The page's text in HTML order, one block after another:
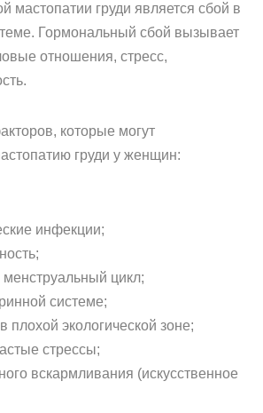
мастопатии груди является сбой в
Гормональный сбой вызывает
отношения, стресс,
которые могут
груди у женщин:
инфекции;
цикл;
системе;
плохой экологической зоне;
стрессы;
вскармливания (искусственное